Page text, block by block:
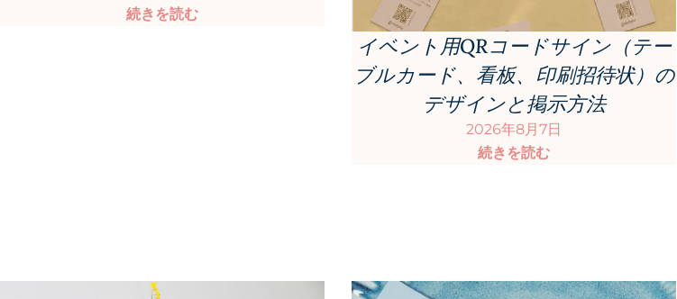
続きを読む
イベント用QRコードサイン（テー
ブルカード、看板、印刷招待状）の
デザインと掲示方法
2026年8月7日
続きを読む